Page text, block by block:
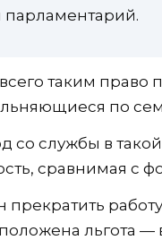
парламентарий.
таким
по
со службы в
сравнимая с
положена льгота